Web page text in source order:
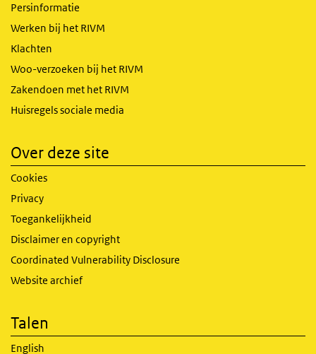
Persinformatie
Werken bij het RIVM
Klachten
Woo-verzoeken bij het RIVM
Zakendoen met het RIVM
Huisregels sociale media
Over deze site
Cookies
Privacy
Toegankelijkheid
Disclaimer en copyright
Coordinated Vulnerability Disclosure
Website archief
Talen
English